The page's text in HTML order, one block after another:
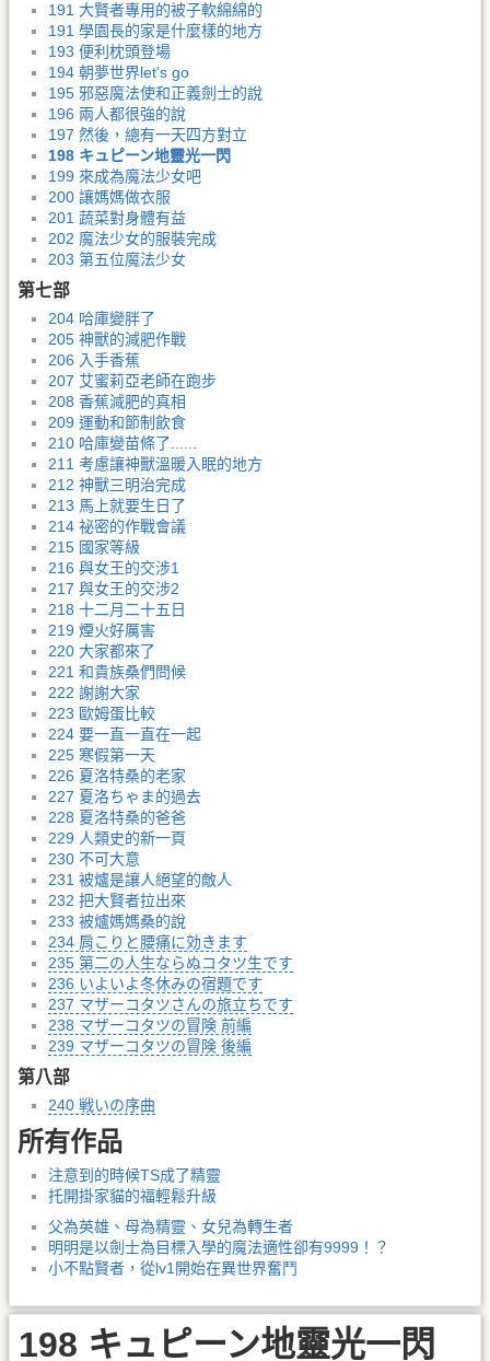
191 大賢者專用的被子軟綿綿的
191 學園長的家是什麼樣的地方
193 便利枕頭登場
194 朝夢世界let's go
195 邪惡魔法使和正義劍士的說
196 兩人都很強的說
197 然後，總有一天四方對立
198 キュピーン地靈光一閃
199 來成為魔法少女吧
200 讓媽媽做衣服
201 蔬菜對身體有益
202 魔法少女的服裝完成
203 第五位魔法少女
第七部
204 哈庫變胖了
205 神獸的減肥作戰
206 入手香蕉
207 艾蜜莉亞老師在跑步
208 香蕉減肥的真相
209 運動和節制飲食
210 哈庫變苗條了......
211 考慮讓神獸溫暖入眠的地方
212 神獸三明治完成
213 馬上就要生日了
214 祕密的作戰會議
215 國家等級
216 與女王的交涉1
217 與女王的交涉2
218 十二月二十五日
219 煙火好厲害
220 大家都來了
221 和貴族桑們問候
222 謝謝大家
223 歐姆蛋比較
224 要一直一直在一起
225 寒假第一天
226 夏洛特桑的老家
227 夏洛ちゃま的過去
228 夏洛特桑的爸爸
229 人類史的新一頁
230 不可大意
231 被爐是讓人絕望的敵人
232 把大賢者拉出來
233 被爐媽媽桑的說
234 肩こりと腰痛に効きます
235 第二の人生ならぬコタツ生です
236 いよいよ冬休みの宿題です
237 マザーコタツさんの旅立ちです
238 マザーコタツの冒険 前編
239 マザーコタツの冒険 後編
第八部
240 戦いの序曲
所有作品
注意到的時候TS成了精靈
托開掛家貓的福輕鬆升級
父為英雄、母為精靈、女兒為轉生者
明明是以劍士為目標入學的魔法適性卻有9999！？
小不點賢者，從lv1開始在異世界奮鬥
198 キュピーン地靈光一閃